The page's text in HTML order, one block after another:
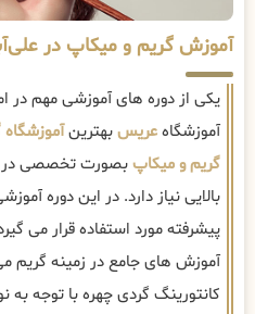
آموزش گریم و میکاپ در
یکی از دوره های آموزشی مهم در
آموزشگاهعریسبهترین
گریم و میکاپبصورت تخصصی در
بالایی نیاز دارد. در این دوره
پیشرفته مورد استفاده قرار می
آموزش های جامع در زمینه گریم
کانتورینگ گردی چهره با توجه